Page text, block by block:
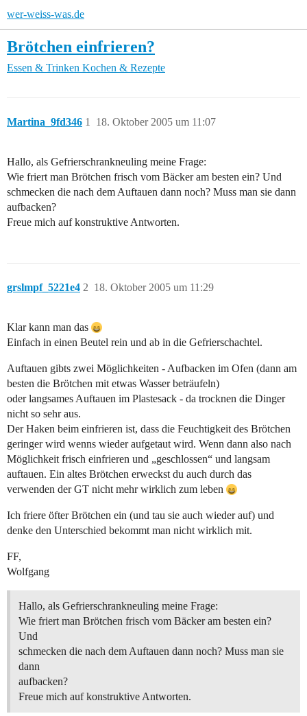
wer-weiss-was.de
Brötchen einfrieren?
Essen & Trinken Kochen & Rezepte
Martina_9fd346 18. Oktober 2005 um 11:07
1
Hallo, als Gefrierschrankneuling meine Frage:
Wie friert man Brötchen frisch vom Bäcker am besten ein? Und
schmecken die nach dem Auftauen dann noch? Muss man sie dann
aufbacken?
Freue mich auf konstruktive Antworten.
grslmpf_5221e4 18. Oktober 2005 um 11:29
2
Klar kann man das
Einfach in einen Beutel rein und ab in die Gefrierschachtel.
Auftauen gibts zwei Möglichkeiten - Aufbacken im Ofen (dann am
besten die Brötchen mit etwas Wasser beträufeln)
oder langsames Auftauen im Plastesack - da trocknen die Dinger
nicht so sehr aus.
Der Haken beim einfrieren ist, dass die Feuchtigkeit des Brötchen
geringer wird wenns wieder aufgetaut wird. Wenn dann also nach
Möglichkeit frisch einfrieren und „geschlossen“ und langsam
auftauen. Ein altes Brötchen erweckst du auch durch das
verwenden der GT nicht mehr wirklich zum leben
Ich friere öfter Brötchen ein (und tau sie auch wieder auf) und
denke den Unterschied bekommt man nicht wirklich mit.
FF,
Wolfgang
Hallo, als Gefrierschrankneuling meine Frage:
Wie friert man Brötchen frisch vom Bäcker am besten ein?
Und
schmecken die nach dem Auftauen dann noch? Muss man sie
dann
aufbacken?
Freue mich auf konstruktive Antworten.